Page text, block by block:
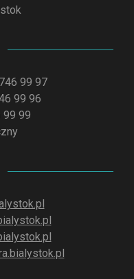
99 97
99 96
99 99